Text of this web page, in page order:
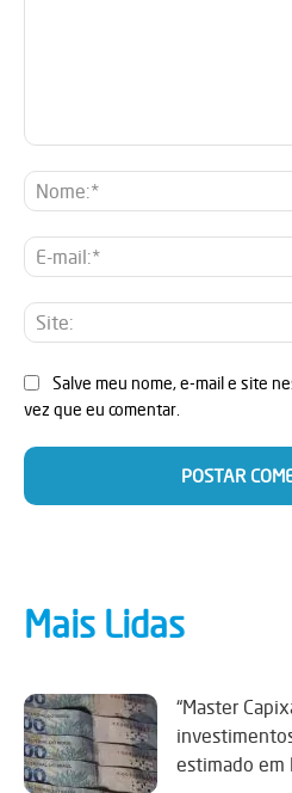
Salve meu nome, e-mail e site
vez que eu comentar.
Mais Lidas
“Master
estimado